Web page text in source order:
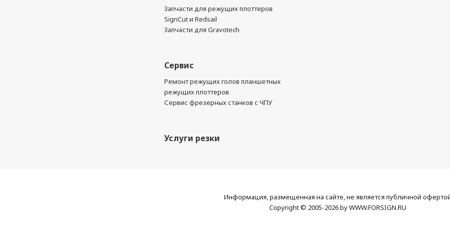
Запчасти для режущих плоттеров
SignCut и Redsail
Запчасти для Gravotech
Сервис
Ремонт режущих голов планшетных
режущих плоттеров
Сервис фрезерных станков с ЧПУ
Услуги резки
Информация, размещенная на сайте, не является публичной
Copyright © 2005-2026 by WWW.FORSIGN.RU